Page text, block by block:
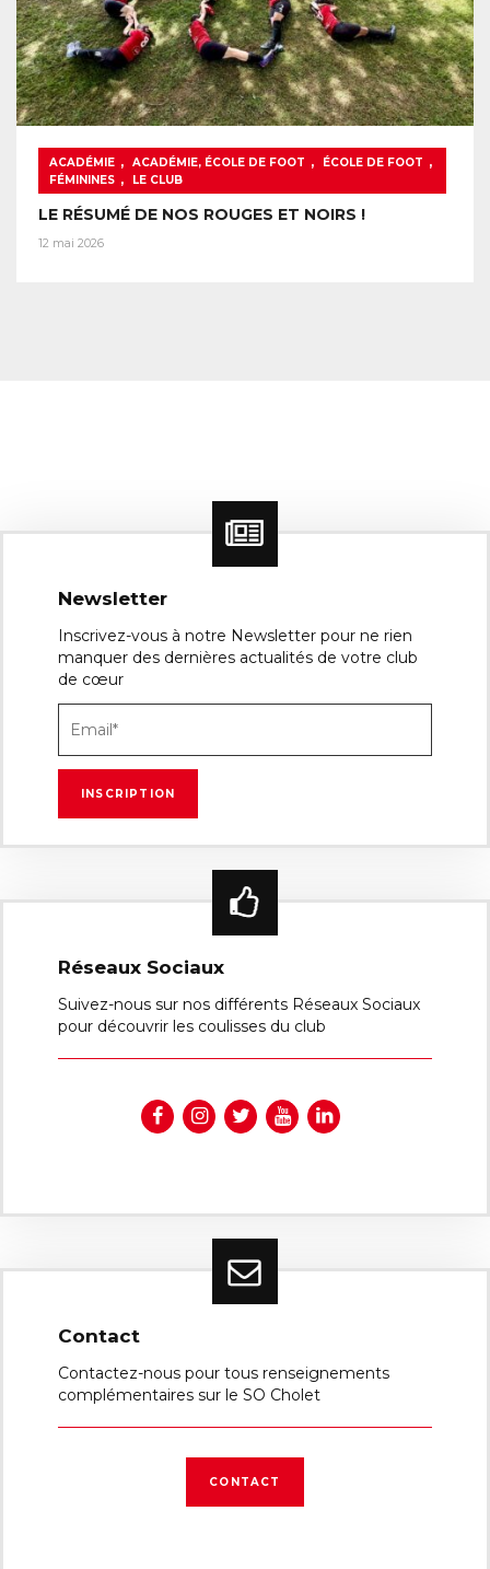
ACADÉMIE , ACADÉMIE, ÉCOLE DE FOOT , ÉCOLE DE FOOT ,
FÉMININES , LE CLUB
LE RÉSUMÉ DE NOS ROUGES ET NOIRS !
12 mai 2026
Newsletter
Inscrivez-vous à notre Newsletter pour ne rien
manquer des dernières actualités de votre club
de cœur
Réseaux Sociaux
Suivez-nous sur nos différents Réseaux Sociaux
pour découvrir les coulisses du club
Contact
Contactez-nous pour tous renseignements
complémentaires sur le SO Cholet
CONTACT